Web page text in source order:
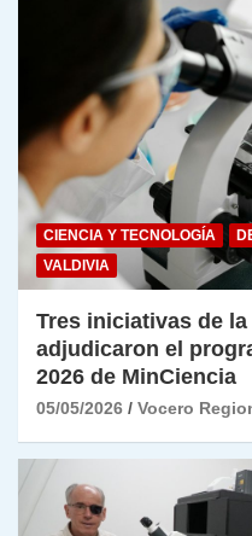
CIENCIA Y TECNOLOGÍA
VALDIVIA
Tres iniciativas de
adjudicaron el
2026 de MinCiencia
05/05/2026 Vocero